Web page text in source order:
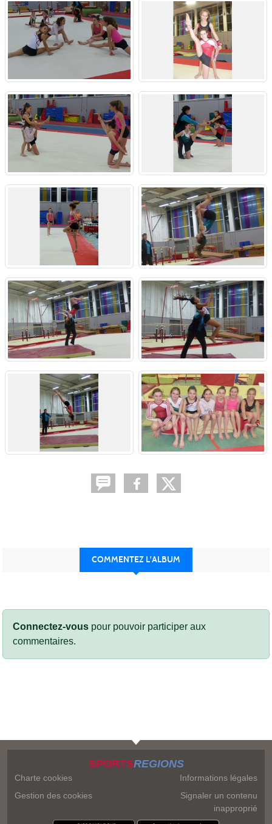
COMMENTEZ L'ALBUM
Connectez-vous pour pouvoir participer aux
commentaires.
SPORTSREGIONS
Charte cookies
Gestion des cookies
Informations légales
Signaler un contenu
inapproprié